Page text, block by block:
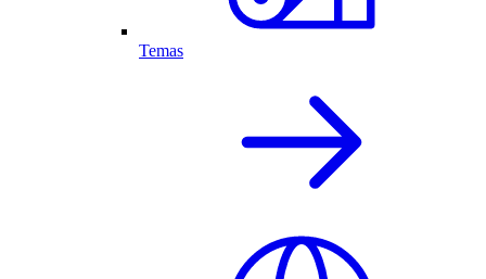
Temas